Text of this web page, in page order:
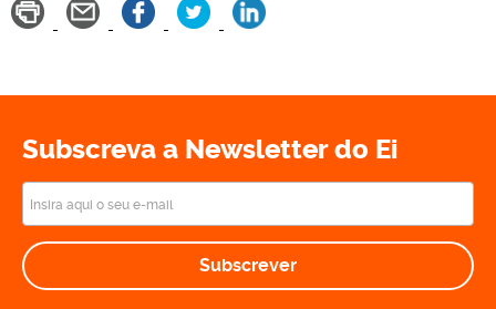
Subscreva a Newsletter do Ei
Subscrever